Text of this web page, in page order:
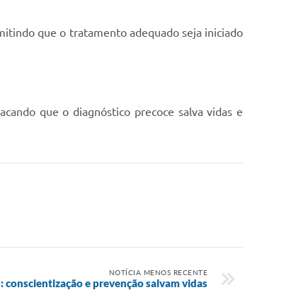
que o tratamento adequado seja iniciado
que o diagnóstico precoce salva vidas e
NOTÍCIA MENOS RECENTE
e prevenção salvam vidas